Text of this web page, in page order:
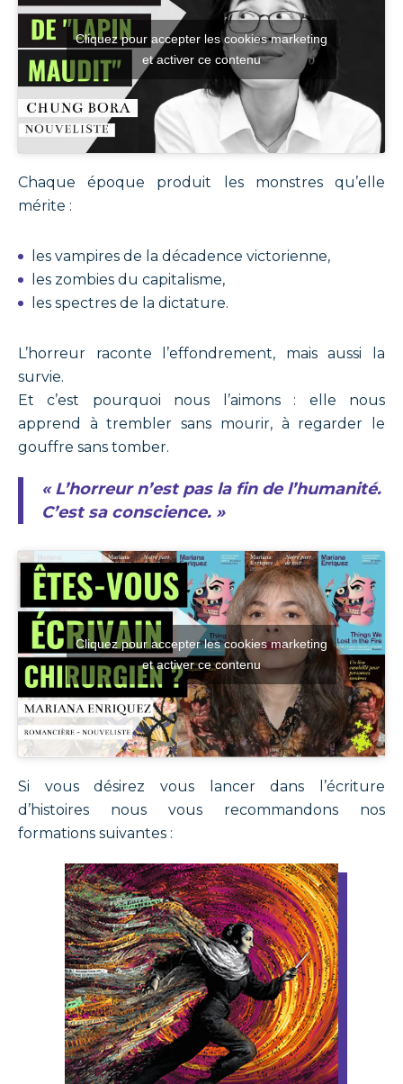
Cliquez pour accepter les cookies marketing
et activer ce contenu
Chaque époque produit les monstres qu’elle
mérite :
les vampires de la décadence victorienne,
les zombies du capitalisme,
les spectres de la dictature.
L’horreur raconte l’effondrement, mais aussi la
survie.
Et c’est pourquoi nous l’aimons : elle nous
apprend à trembler sans mourir, à regarder le
gouffre sans tomber.
« L’horreur n’est pas la fin de l’humanité.
C’est sa conscience. »
Cliquez pour accepter les cookies marketing
et activer ce contenu
Si vous désirez vous lancer dans l’écriture
d’histoires nous vous recommandons nos
formations suivantes :